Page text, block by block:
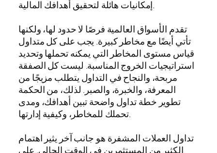
إمكانيات هائلة لتحقيق أهدافك المالية.
تقدم الأسواق العالمية فرصًا لا حدود لها، ولكنها
تأتي أيضًا مع مخاطر كبيرة. يجب على كل متداول
قياس مستوى المخاطر التي يمكنه تحملها وتحديد
استراتيجيات الخروج المناسبة. ليست كل الصفقة
مربحة، والنجاح في التداول يتطلب مزيجًا من
المعرفة، والخبرة، والصبر. لذلك، من الحكمة
تطوير خطة تداول واضحة تبين أهدافك، ومدى
تحملك للمخاطر، وكيفية إدارتها.
تداول العملات المشفرة هو جانب آخر يثير اهتمام
الكثير من المستثمرين في الوقت الحالي. على